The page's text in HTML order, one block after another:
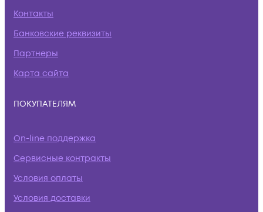
Контакты
Банковские реквизиты
Партнеры
Карта сайта
ПОКУПАТЕЛЯМ
On-line поддержка
Сервисные контракты
Условия оплаты
Условия доставки